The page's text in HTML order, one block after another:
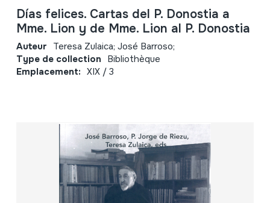
Días felices. Cartas del P. Donostia a
Mme. Lion y de Mme. Lion al P. Donostia
Auteur Teresa Zulaica; José Barroso;
Type de collection Bibliothèque
Emplacement: XIX / 3